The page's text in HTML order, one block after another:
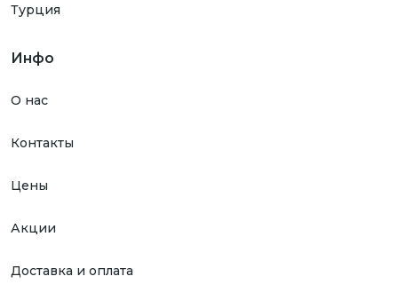
Турция
Инфо
О нас
Контакты
Цены
Акции
Доставка и оплата